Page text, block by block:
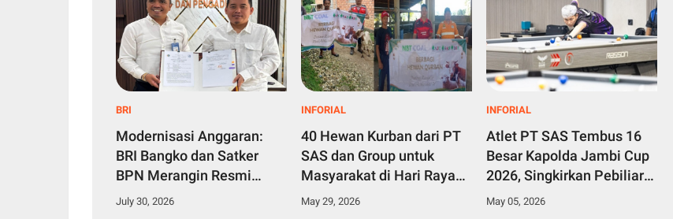
BRI
Modernisasi Anggaran:
BRI Bangko dan Satker
BPN Merangin Resmi
Teken PKS Penerbitan
July 30, 2026
INFORIAL
40 Hewan Kurban dari PT
SAS dan Group untuk
Masyarakat di Hari Raya
Idul Adha 2026
May 29, 2026
INFORIAL
Atlet PT SAS Tembus 16
Besar Kapolda Jambi Cup
2026, Singkirkan Pebiliar
Nasional dan Filipina
May 05, 2026